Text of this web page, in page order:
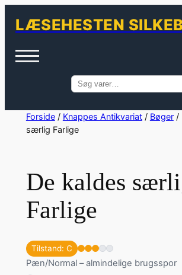
LÆSEHESTEN
Søg
SpringForside/ Knappes Antikvariat/ Bøger/
særlig Farlige
De kaldes
Farlige
Tilstand: C
Pæn/Normal – almindelige brugsspor